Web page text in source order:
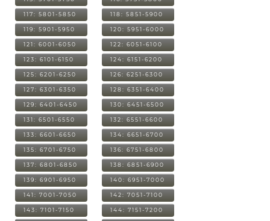
117: 5801-5850 118: 5851-5900
119: 5901-5950 120: 5951-6000
121: 6001-6050 122: 6051-6100
123: 6101-6150 124: 6151-6200
125: 6201-6250 126: 6251-6300
127: 6301-6350 128: 6351-6400
129: 6401-6450 130: 6451-6500
131: 6501-6550 132: 6551-6600
133: 6601-6650 134: 6651-6700
135: 6701-6750 136: 6751-6800
137: 6801-6850 138: 6851-6900
139: 6901-6950 140: 6951-7000
141: 7001-7050 142: 7051-7100
143: 7101-7150 144: 7151-7200